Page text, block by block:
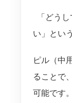
「どう
い」とい
ピル（中
ることで
可能です